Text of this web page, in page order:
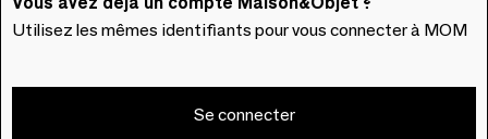
Utilisez les mêmes identifiants pour vous connecter à MOM
Se connecter